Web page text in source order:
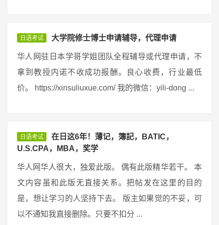
日语考试 大学院修士博士申请辅导，代理申请
华人网驻日本学哥学姐团队全程辅导或代理申请，不
拿到教授内诺不收成功报酬。良心收费，行业最低
价。 https://xinsuliuxue.com/ 我的微信：yili-dong ...
日语考试
在日这6年！薄记，簿記，BATIC，
U.S.CPA，MBA，奖学
华人网华人很大，独爱此版。 偶有此版精华若干。 本
文内容虽和此版无直接关系。把帖发在这里的目的
是，想让学习的人坚持下去。 版主如果觉的不妥，可
以不通知我直接删除。只要不扣分 ...